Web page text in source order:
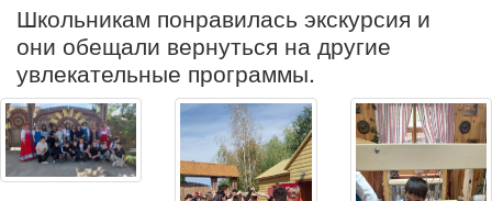
Школьникам понравилась экскурсия и
они обещали вернуться на другие
увлекательные программы.